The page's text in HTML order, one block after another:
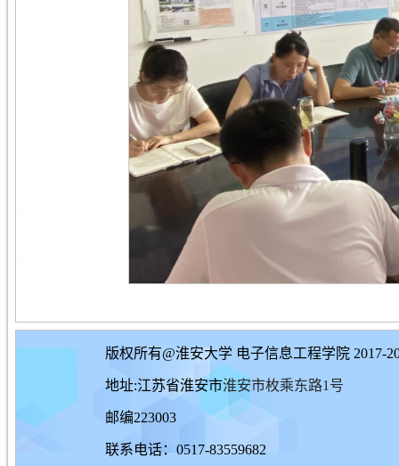
版权所有@淮安大学 电子信息工程学院 2017-
地址:江苏省淮安市淮安市枚乘东路1号
邮编223003
联系电话：0517-83559682